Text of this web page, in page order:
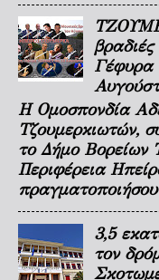
Γέφυρα
Η Ομοσπονδία
Τζουμερκιωτών,
το Δήμο Βορείων
Περιφέρεια
3,5
τον